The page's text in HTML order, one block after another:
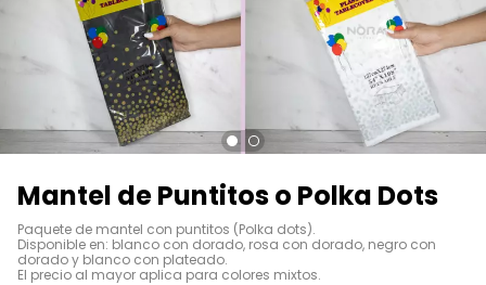
Mantel de Puntitos o Polka Dots
Paquete de mantel con puntitos (Polka dots).
Disponible en: blanco con dorado, rosa con dorado, negro con
dorado y blanco con plateado.
El precio al mayor aplica para colores mixtos.